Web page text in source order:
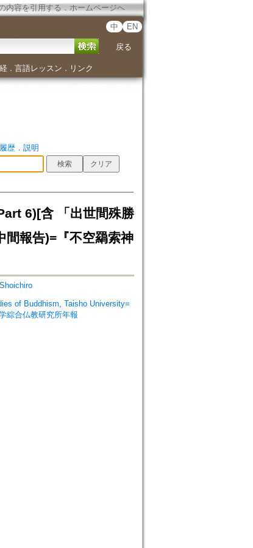
内容を引用する ． ホームページへ
中 EN
戻る
． 言語レッスン ． リンク
歴． 説明
6)[含 「出世間殊勝
間報告)=『不空羂索神
of Buddhism, Taisho University=
綜合仏教研究所年報